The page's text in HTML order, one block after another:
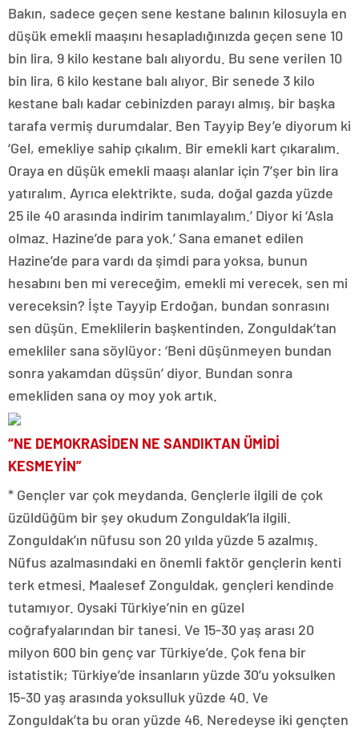
Bakın, sadece geçen sene kestane balının kilosuyla en
düşük emekli maaşını hesapladığınızda geçen sene 10
bin lira, 9 kilo kestane balı alıyordu. Bu sene verilen 10
bin lira, 6 kilo kestane balı alıyor. Bir senede 3 kilo
kestane balı kadar cebinizden parayı almış, bir başka
tarafa vermiş durumdalar. Ben Tayyip Bey’e diyorum ki
‘Gel, emekliye sahip çıkalım. Bir emekli kart çıkaralım.
Oraya en düşük emekli maaşı alanlar için 7’şer bin lira
yatıralım. Ayrıca elektrikte, suda, doğal gazda yüzde
25 ile 40 arasında indirim tanımlayalım.’ Diyor ki ‘Asla
olmaz. Hazine’de para yok.’ Sana emanet edilen
Hazine’de para vardı da şimdi para yoksa, bunun
hesabını ben mi vereceğim, emekli mi verecek, sen mi
vereceksin? İşte Tayyip Erdoğan, bundan sonrasını
sen düşün. Emeklilerin başkentinden, Zonguldak’tan
emekliler sana söylüyor: ‘Beni düşünmeyen bundan
sonra yakamdan düşsün’ diyor. Bundan sonra
emekliden sana oy moy yok artık.
“NE DEMOKRASİDEN NE SANDIKTAN ÜMİDİ
KESMEYİN”
* Gençler var çok meydanda. Gençlerle ilgili de çok
üzüldüğüm bir şey okudum Zonguldak’la ilgili.
Zonguldak’ın nüfusu son 20 yılda yüzde 5 azalmış.
Nüfus azalmasındaki en önemli faktör gençlerin kenti
terk etmesi. Maalesef Zonguldak, gençleri kendinde
tutamıyor. Oysaki Türkiye’nin en güzel
coğrafyalarından bir tanesi. Ve 15-30 yaş arası 20
milyon 600 bin genç var Türkiye’de. Çok fena bir
istatistik; Türkiye’de insanların yüzde 30’u yoksulken
15-30 yaş arasında yoksulluk yüzde 40. Ve
Zonguldak’ta bu oran yüzde 46. Neredeyse iki gençten